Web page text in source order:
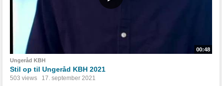
00:48
Ungeråd KBH
Stil op til Ungeråd KBH 2021
503 views 17. september 2021